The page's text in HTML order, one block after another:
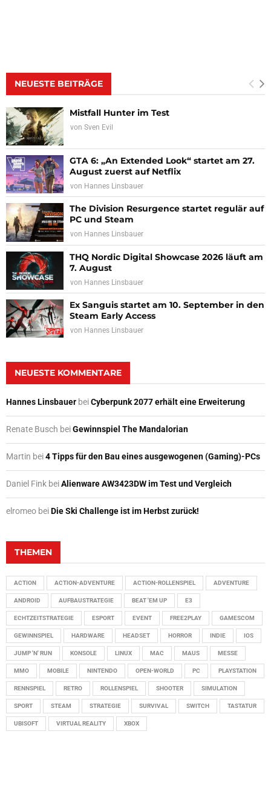
NEUESTE BEITRÄGE
Mistfall Hunter im Test
von Sven Evil
GTA 6: „An Extended Look“ startet am 27.
August zuerst auf Netflix
von Hannes Linsbauer
The Division Resurgence startet regulär auf
PC und Steam
von Hannes Linsbauer
THQ Nordic Digital Showcase 2026 läuft am
7. August
von Hannes Linsbauer
Ex Sanguis startet am 10. September in den
Steam Early Access
von Hannes Linsbauer
NEUESTE KOMMENTARE
Hannes Linsbauer beiCyberpunk 2077 erhält eine Erweiterung
Renate Busch beiGewinnspiel The Mandalorian
Martin bei4 Tipps für den Bau eines ausgewogenen (Gaming)-PCs
Daniel Fink beiAlienware AW3423DW im Test und Vergleich
elromeo beiDie Ski Challenge ist im Herbst zurück!
THEMEN
ACTION ACTION-ADVENTURE ACTION-ROLLENSPIEL ADVENTURE
ANDROID AUFBAUSTRATEGIE BEAT 'EM UP E3
ECHTZEITSTRATEGIE ESPORT EVENT FREE2PLAY GAMESCOM
GEWINNSPIEL HARDWARE HEADSET HORROR INDIE IOS
JUMP 'N' RUN KONSOLE LINUX MAC MAUS MESSE
MMO MOBILE NINTENDO OPEN-WORLD PC PLAYSTATION
RENNSPIEL RETRO ROLLENSPIEL SHOOTER SIMULATION
SPORT STEAM STRATEGIE SURVIVAL SWITCH TASTATUR
UBISOFT VIRTUAL REALITY XBOX